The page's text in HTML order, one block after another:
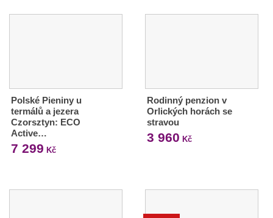
Polské Pieniny u
termálů a jezera
Czorsztyn: ECO
Active…
7 299 Kč
Rodinný penzion v
Orlických horách se
stravou
3 960 Kč